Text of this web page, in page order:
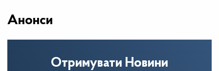
Анонси
Отримувати Новини